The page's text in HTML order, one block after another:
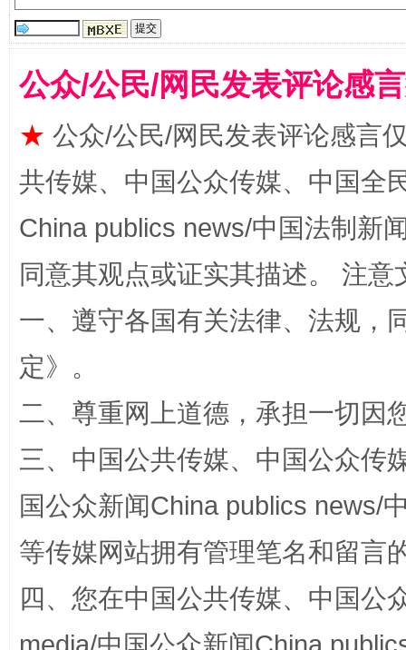
“刷贴”乱象丛生
生
解纷+调解+退费，一次搞定
公众/公民/网民发表评论感
★ 公众/公民/网民发表评论感言
共传媒、中国公众传媒、中国全
China publics news/中国法制新
同意其观点或证实其描述。 注
一、遵守各国有关法律、法规，
定》。
二、尊重网上道德，承担一切因
三、中国公共传媒、中国公众传
国公众新闻China publics news/
等传媒网站拥有管理笔名和留言
四、您在中国公共传媒、中国公